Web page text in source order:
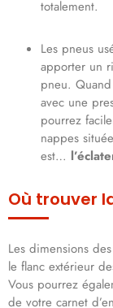
totalement.
Les pneus
apporter un
pneu.
avec une
pourrez
nappes
est…
Où trouver
Les dimensions
le flanc extérieur
Vous pourrez
de votre carnet